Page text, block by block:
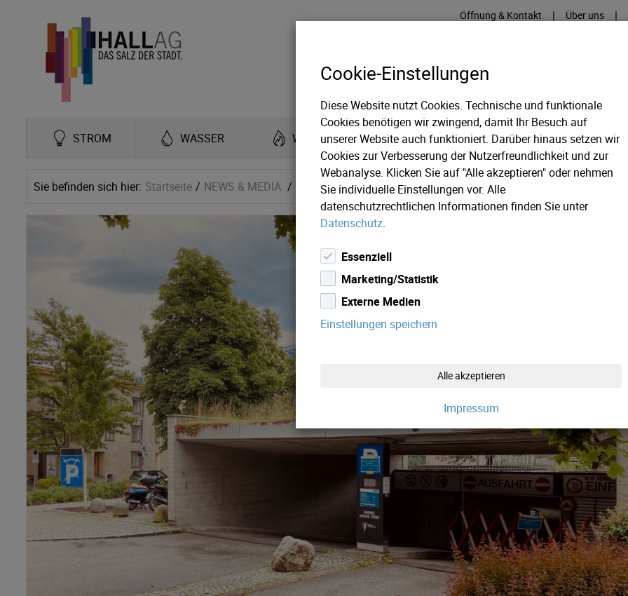
Öffnung & Kontakt | Über uns |
STROM WASSER WÄRME KÄLTE IT
Sie befinden sich hier: Startseite NEWS & MEDIA News 2023 Tiefgarage "Untere Stadt" vorübergehend gesperrt
Cookie-Einstellungen
Diese Website nutzt Cookies. Technische und funktionale
Cookies benötigen wir zwingend, damit Ihr Besuch auf
unserer Website auch funktioniert. Darüber hinaus setzen wir
Cookies zur Verbesserung der Nutzerfreundlichkeit und zur
Webanalyse. Klicken Sie auf "Alle akzeptieren" oder nehmen
Sie individuelle Einstellungen vor. Alle
datenschutzrechtlichen Informationen finden Sie unter
Datenschutz.
Essenziell
Marketing/Statistik
Externe Medien
Einstellungen speichern
Alle akzeptieren
Impressum